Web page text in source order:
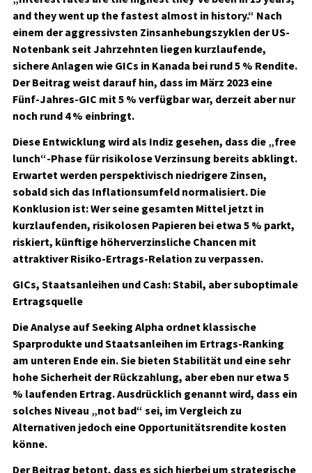
and they went up the fastest almost in history.“ Nach
einem der aggressivsten Zinsanhebungszyklen der US-
Notenbank seit Jahrzehnten liegen kurzlaufende,
sichere Anlagen wie GICs in Kanada bei rund 5 % Rendite.
Der Beitrag weist darauf hin, dass im März 2023 eine
Fünf-Jahres-GIC mit 5 % verfügbar war, derzeit aber nur
noch rund 4 % einbringt.
Diese Entwicklung wird als Indiz gesehen, dass die „free
lunch“-Phase für risikolose Verzinsung bereits abklingt.
Erwartet werden perspektivisch niedrigere Zinsen,
sobald sich das Inflationsumfeld normalisiert. Die
Konklusion ist: Wer seine gesamten Mittel jetzt in
kurzlaufenden, risikolosen Papieren bei etwa 5 % parkt,
riskiert, künftige höherverzinsliche Chancen mit
attraktiver Risiko-Ertrags-Relation zu verpassen.
GICs, Staatsanleihen und Cash: Stabil, aber suboptimale
Ertragsquelle
Die Analyse auf Seeking Alpha ordnet klassische
Sparprodukte und Staatsanleihen im Ertrags-Ranking
am unteren Ende ein. Sie bieten Stabilität und eine sehr
hohe Sicherheit der Rückzahlung, aber eben nur etwa 5
% laufenden Ertrag. Ausdrücklich genannt wird, dass ein
solches Niveau „not bad“ sei, im Vergleich zu
Alternativen jedoch eine Opportunitätsrendite kosten
könne.
Der Beitrag betont, dass es sich hierbei um strategische